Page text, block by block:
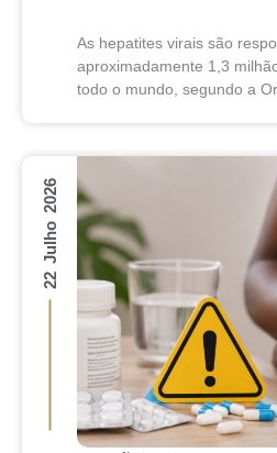
As hepatites virais são
aproximadamente 1,3
todo o mundo, segundo a
22 Julho 2026